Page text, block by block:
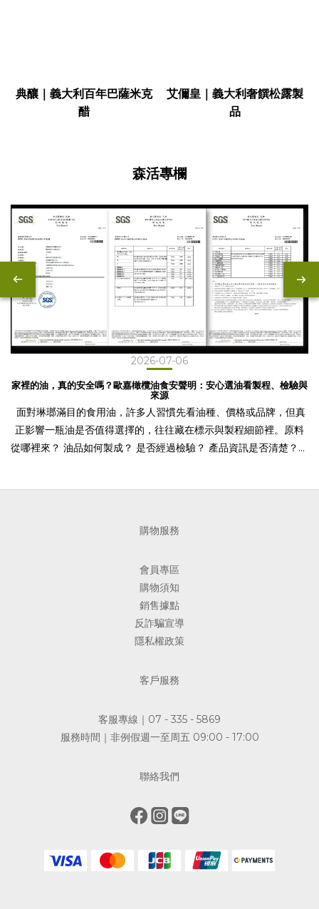
典釀｜義大利百年巴薩米克
醋
艾儞皇｜義大利奢饌松露製
品
森活專欄
2026-07-06
家裡的油，真的安全嗎？歐嘉橄欖油食安聲明：安心選油看製程、檢驗與
來源
面對琳瑯滿目的食用油，許多人習慣先看油種、價格或品牌，但真
正影響一瓶油是否值得選擇的，往往藏在標示與製程細節裡。原料
從哪裡來？ 油品如何製成？ 是否經過檢驗？ 產品資訊是否清楚？這
關注時，消費者不必只針對某一種油產生疑慮，更重要的是了解產
製程是否清楚不同油品的製作方式不同，產品標示是否清楚，是判
斷油品的重要起點。 歐嘉 Casa Del Agua 為西班牙原裝進口特級
初榨橄欖油，採用機械與物理方式萃取，未經化學精煉與高溫脫臭
處理，呈現特級初榨橄欖油原有的果香與風味。 消費者在選購時，
也可以留意產品是否清楚標示油品種類、原產地、製造方式與保存
料才能提供更具體的參考。 歐嘉 Casa Del Agua 透過第三方檢驗
果為準。 查看檢驗報告時，除了確認檢驗結果，也應留意產品名
稱、送驗日期、檢驗項目與批次資訊，才能更完整地理解報告內
地、進口商、容量、保存期限與保存方式等基本資訊。 歐嘉 Casa
進口與管理，讓消費者能透過包裝標示了解產品基本來源。 資訊清
楚，才能讓選擇更有依據。歐嘉橄欖油的日常定位歐嘉 Casa Del
麵包沾食、拌麵、香煎、烘烤或一般料理，都能依不同料理方式搭
購物服務
會員專區
購物須知
銷售據點
反詐騙宣導
隱私權政策
客戶服務
客服專線｜07 - 335 - 5869
服務時間｜非例假週一至周五 09:00 - 17:00
聯絡我們